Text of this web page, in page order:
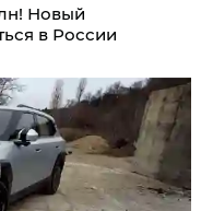
Новый
в России